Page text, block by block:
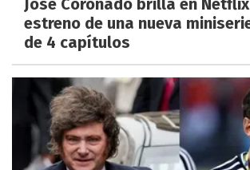
estreno de una nueva
de 4 capítulos